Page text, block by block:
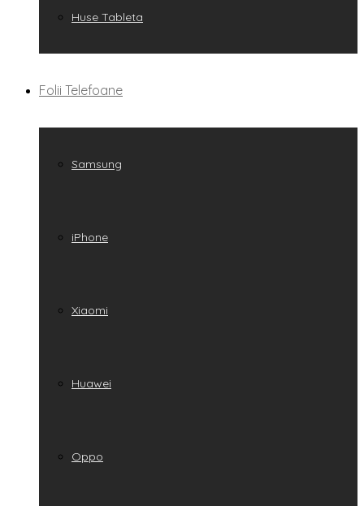
Huse Tableta
Folii Telefoane
Samsung
iPhone
Xiaomi
Huawei
Oppo